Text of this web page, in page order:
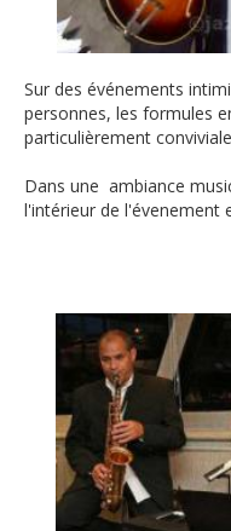
Sur des événements
personnes, les formules
particulièrement
Dans une ambiance
l'intérieur de l'évenement